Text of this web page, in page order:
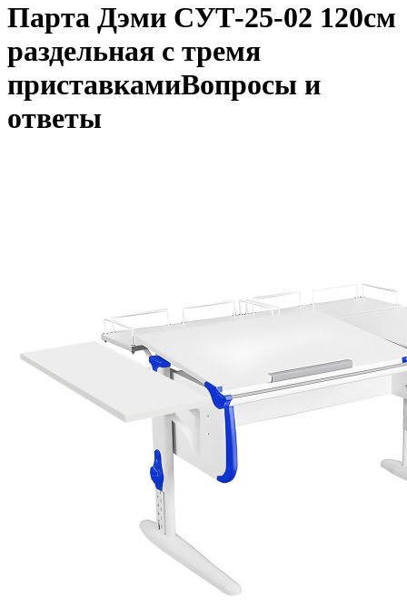
Парта Дэми СУТ-25-02 120см
раздельная с тремя
приставкамиВопросы и
ответы